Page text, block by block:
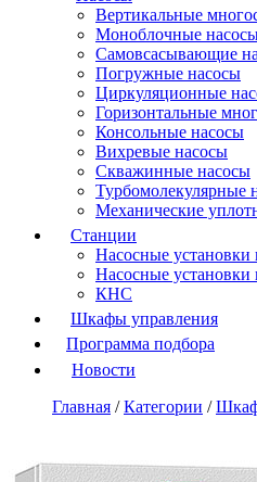
Вертикальные
Моноблочные
Самовсасывающие
Погружные насосы
Циркуляционные
Горизонтальные
Консольные насосы
Вихревые насосы
Скважинные насосы
Турбомолекулярные
Механические
Станции
Насосные установки
Насосные
КНС
Шкафы управления
Программа подбора
Новости
Главная /Категории /